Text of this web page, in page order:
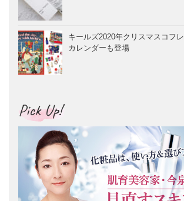
キールズ2020年クリスマスコフ
カレンダーも登場
Pick Up!